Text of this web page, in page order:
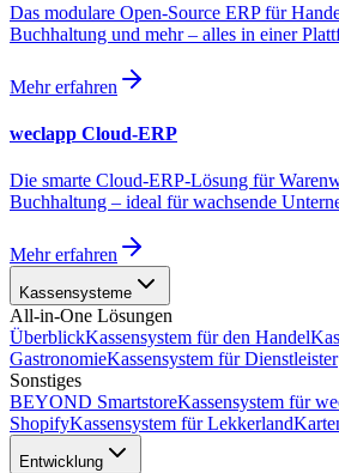
Das modulare Open-Source ERP für
Buchhaltung und mehr – alles in einer
Mehr erfahren
weclapp Cloud-ERP
Die smarte Cloud-ERP-Lösung für
Buchhaltung – ideal für wachsende
Mehr erfahren
Kassensysteme
All-in-One Lösungen
ÜberblickKassensystem für den Handel
GastronomieKassensystem fürDienstleister
Sonstiges
BEYOND SmartstoreKassensystem für
ShopifyKassensystem fürLekkerland
Entwicklung